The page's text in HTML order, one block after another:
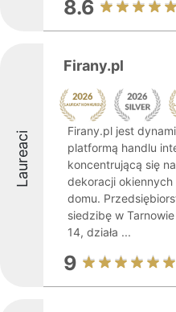
8.6
Laureaci
Firany.pl
Firany.pl jest
platformą handlu
koncentrującą się
dekoracji
domu.
siedzibę w
14, działa ...
9